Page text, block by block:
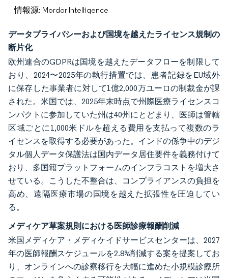
情報源: Mordor Intelligence
データプライバシーおよび国境を越えたライセンス規制の
断片化
欧州連合のGDPRは国境を越えたデータフローを制限して
おり、2024〜2025年の執行措置では、患者記録をEU域外
に保存した事業者に対して1億2,000万ユーロの制裁金が課
された。米国では、2025年末時点で州際医療ライセンスコ
ンパクトに参加していた州は40州にとどまり、医師は管轄
区域ごとに1,000米ドルを超える費用を支払って複数のラ
イセンスを取得する必要があった。インドの係争中のデジ
タル個人データ保護法は国内データ居住要件を義務付けて
おり、多国籍プラットフォームのインフラコストを増大さ
せている。こうした不整合は、コンプライアンスの負担を
高め、遠隔医療市場の国境を越えた拡張性を圧迫してい
る。
メディケア草案規則における医師診療報酬削減
米国メディケア・メディケイドサービスセンターは、2027
年の医師報酬スケジュールを2.8%削減する案を提案してお
り、オンラインへの診察移行を大幅に進めた小規模診療所